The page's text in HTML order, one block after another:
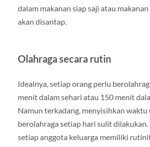
dalam makanan siap saji atau
akan disantap.
Olahraga secara rutin
Idealnya, setiap orang perlu
menit dalam sehari atau 150 menit
Namun terkadang, menyisihkan
berolahraga setiap hari sulit dilakukan.
setiap anggota keluarga memiliki